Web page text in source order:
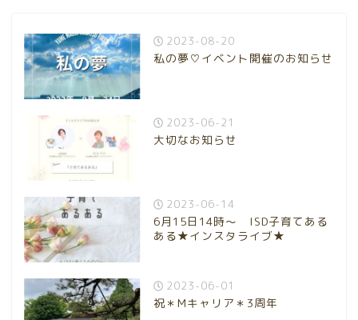
2023-08-20
私の夢♡イベント開催のお知らせ
2023-06-21
大切なお知らせ
2023-06-14
6月15日14時～ ISD子育てある
ある★インスタライブ★
2023-06-01
祝＊Mキャリア＊3周年